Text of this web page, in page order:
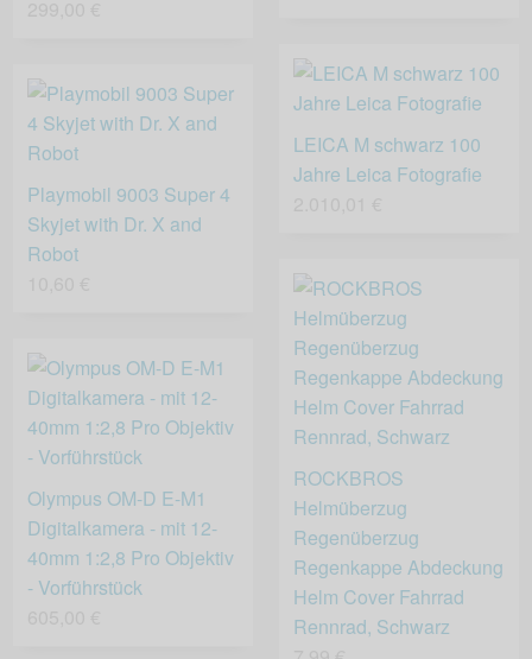
LEICA M schwarz 100
Jahre Leica Fotografie
Playmobil 9003 Super 4
Skyjet with Dr. X and
Robot
ROCKBROS
Helmüberzug
Regenüberzug
Regenkappe Abdeckung
Helm Cover Fahrrad
Rennrad, Schwarz
Olympus OM-D E-M1
Digitalkamera - mit 12-
40mm 1:2,8 Pro Objektiv
- Vorführstück